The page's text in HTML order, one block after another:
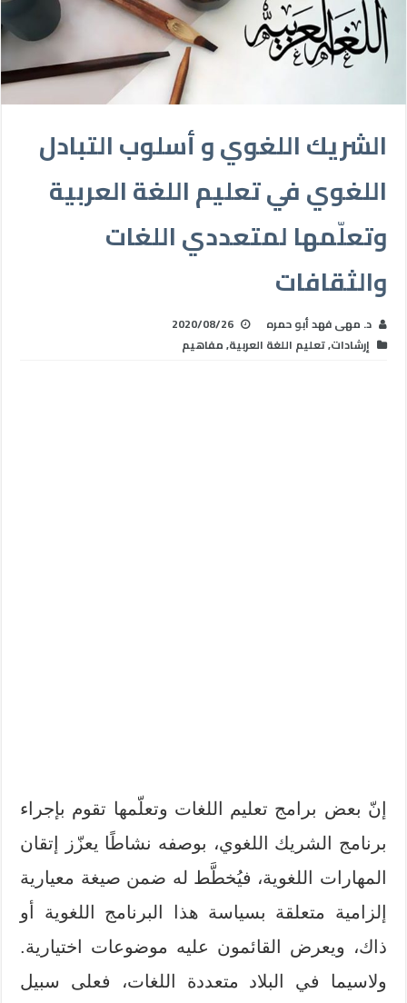
الشريك اللغوي و أسلوب التبادل
اللغوي في تعليم اللغة العربية
وتعلّمها لمتعددي اللغات
والثقافات
د. مهى فهد أبو حمره
2020/08/26
إرشادات,تعليم اللغة العربية,مفاهيم
إنّ بعض برامج تعليم اللغات وتعلّمها تقوم بإجراء
برنامج الشريك اللغوي، بوصفه نشاطًا يعزّز إتقان
المهارات اللغوية، فيُخطَّط له ضمن صيغة معيارية
إلزامية متعلقة بسياسة هذا البرنامج اللغوية أو
ذاك، ويعرض القائمون عليه موضوعات اختيارية.
ولاسيما في البلاد متعددة اللغات، فعلى سبيل